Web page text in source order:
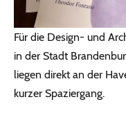
Für die Design- und
in der Stadt
liegen direkt an der
kurzer Spaziergang.